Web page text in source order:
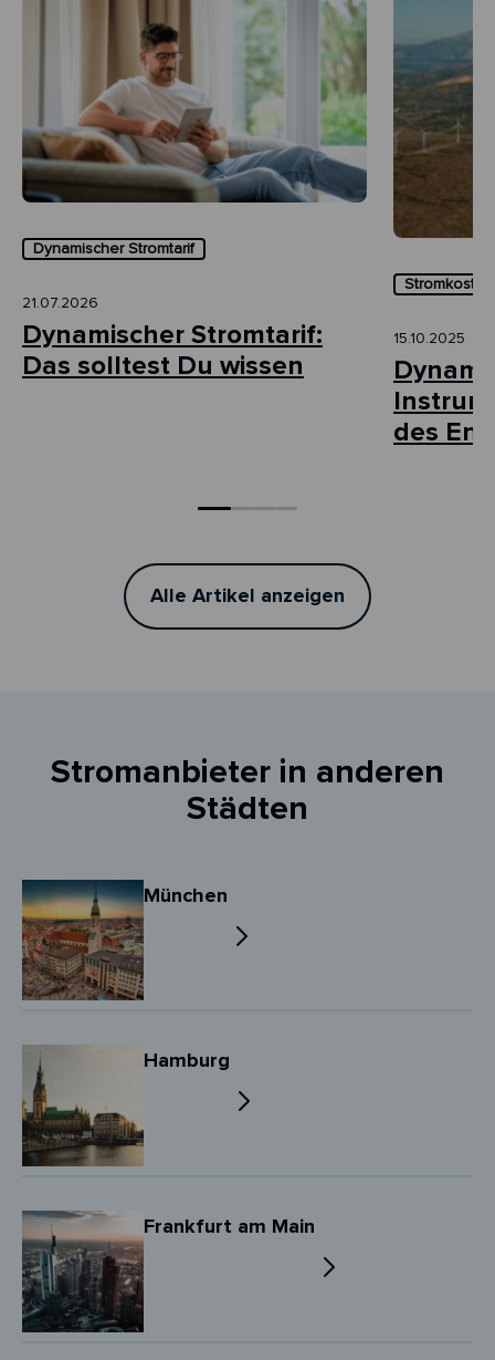
Dynamischer Stromtarif
21.07.2026
Dynamischer Stromtarif:
Das solltest Du wissen
15.10.2025
des
Alle Artikel anzeigen
Stromanbieter in anderen
Städten
München
Hamburg
Frankfurt am Main